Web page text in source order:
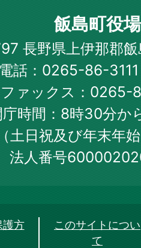
飯島町役場
長野県上伊那郡
電話：0265-86-
ファックス：0265-
庁時間：8時30分か
（土日祝及び年末年
法人番号
護方
このサイトについ
て